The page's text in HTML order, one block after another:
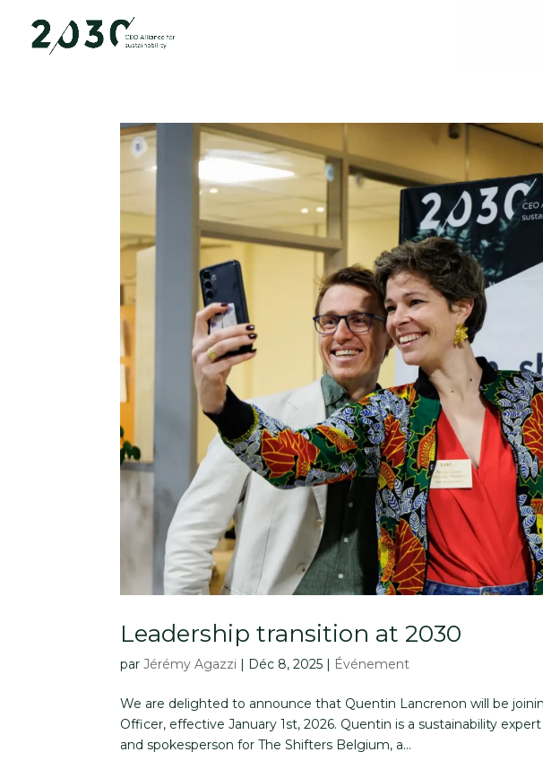
Leadership transition at 2030
parJérémy Agazzi Déc 8, 2025 Événement
We are delighted to announce that Quentin Lancrenon will be
Officer, effective January 1st, 2026. Quentin is a sustainability
and spokesperson for The Shifters Belgium, a...